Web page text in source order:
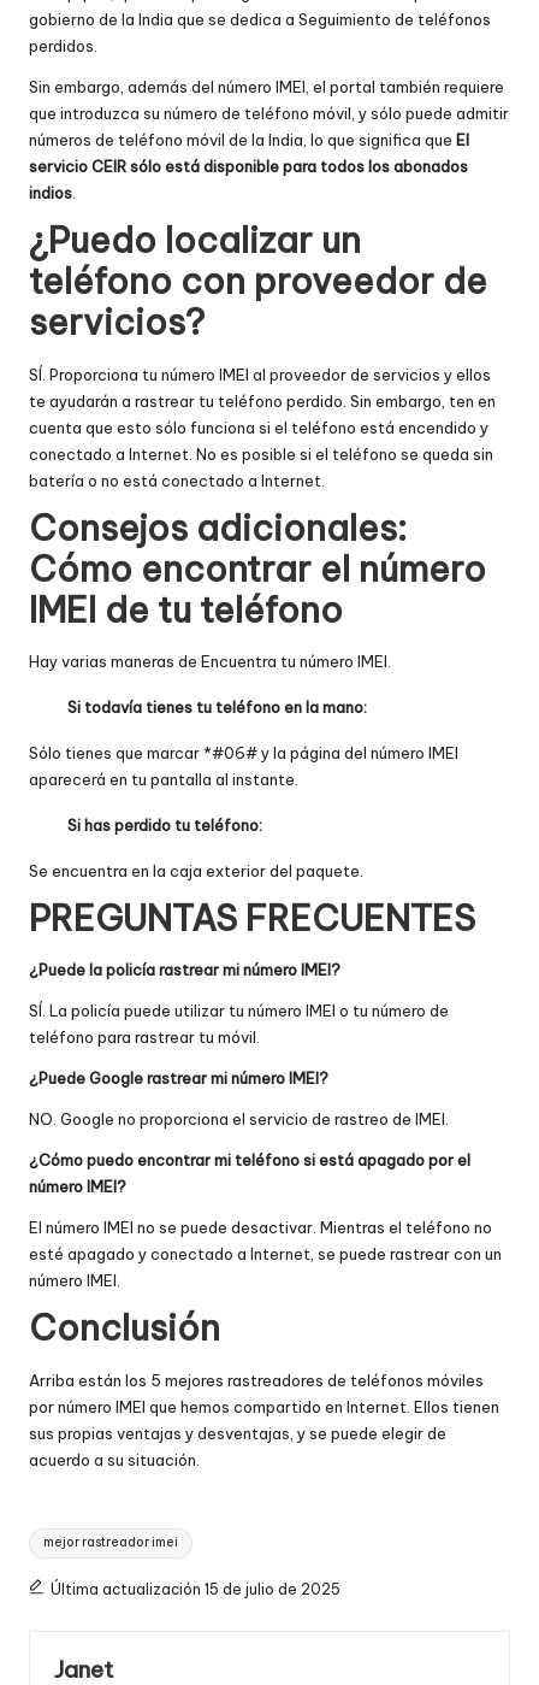
gobierno de la India que se dedica a Seguimiento de teléfonos
perdidos.
Sin embargo, además del número IMEI, el portal también requiere
que introduzca su número de teléfono móvil, y sólo puede admitir
números de teléfono móvil de la India, lo que significa que El
servicio CEIR sólo está disponible para todos los abonados
indios
¿Puedo localizar un
teléfono con proveedor de
servicios?
SÍ. Proporciona tu número IMEI al proveedor de servicios y ellos
te ayudarán a rastrear tu teléfono perdido. Sin embargo, ten en
cuenta que esto sólo funciona si el teléfono está encendido y
conectado a Internet. No es posible si el teléfono se queda sin
batería o no está conectado a Internet.
Consejos adicionales:
Cómo encontrar el número
IMEI de tu teléfono
Hay varias maneras de Encuentra tu número IMEI
Si todavía tienes tu teléfono en la mano:
Sólo tienes que marcar *#06# y la página del número IMEI
aparecerá en tu pantalla al instante.
Si has perdido tu teléfono:
Se encuentra en la caja exterior del paquete.
PREGUNTAS FRECUENTES
¿Puede la policía rastrear mi número IMEI?
SÍ. La policía puede utilizar tu número IMEI o tu número de
teléfono para rastrear tu móvil.
¿Puede Google rastrear mi número IMEI?
NO. Google no proporciona el servicio de rastreo de IMEI.
¿Cómo puedo encontrar mi teléfono si está apagado por el
número IMEI?
El número IMEI no se puede desactivar. Mientras el teléfono no
esté apagado y conectado a Internet, se puede rastrear con un
número IMEI.
Conclusión
Arriba están los 5 mejores rastreadores de teléfonos móviles
por número IMEI que hemos compartido en Internet. Ellos tienen
sus propias ventajas y desventajas, y se puede elegir de
acuerdo a su situación.
Etiquetas:
mejor rastreador imei
Última actualización 15 de julio de 2025
Janet